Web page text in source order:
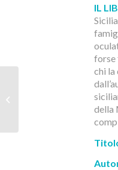
IL
forse
chi la
della
Rendella d’Autore | 13
presenta “Dissonanti...